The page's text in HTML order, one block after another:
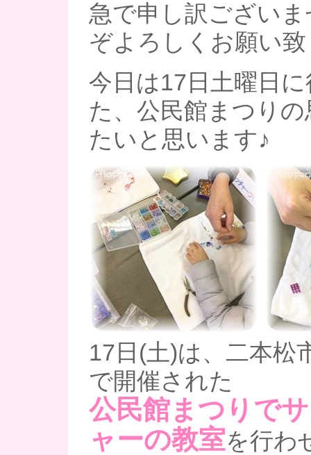
急で申し訳ござい
ぞよろしくお願い
今日は17日土曜日
た、公民館まつり
たいと思います♪
17日(土)は、二本松
で開催された
公民館まつりで
ャーの教室を行わ